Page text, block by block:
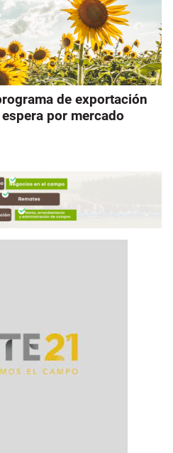
de exportación
por mercado